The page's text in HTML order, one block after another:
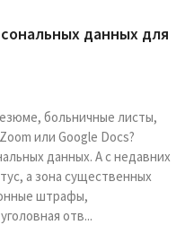
данных для
больничные листы,
или Google Docs?
данных. А с недавних
а зона существенных
штрафы,
отв...